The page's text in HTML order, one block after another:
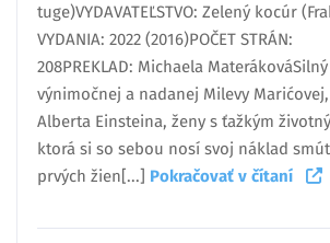
tuge)VYDAVATEĽSTVO: Zelený kocúr
VYDANIA: 2022 (2016)POČET STRÁN:
208PREKLAD: Michaela
výnimočnej a nadanej Milevy
Alberta Einsteina, ženy s ťažkým
ktorá si so sebou nosí svoj náklad
prvých žien[...] Pokračovať v čítaní